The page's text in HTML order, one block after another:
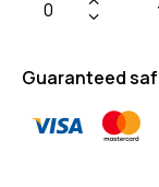
Guaranteed